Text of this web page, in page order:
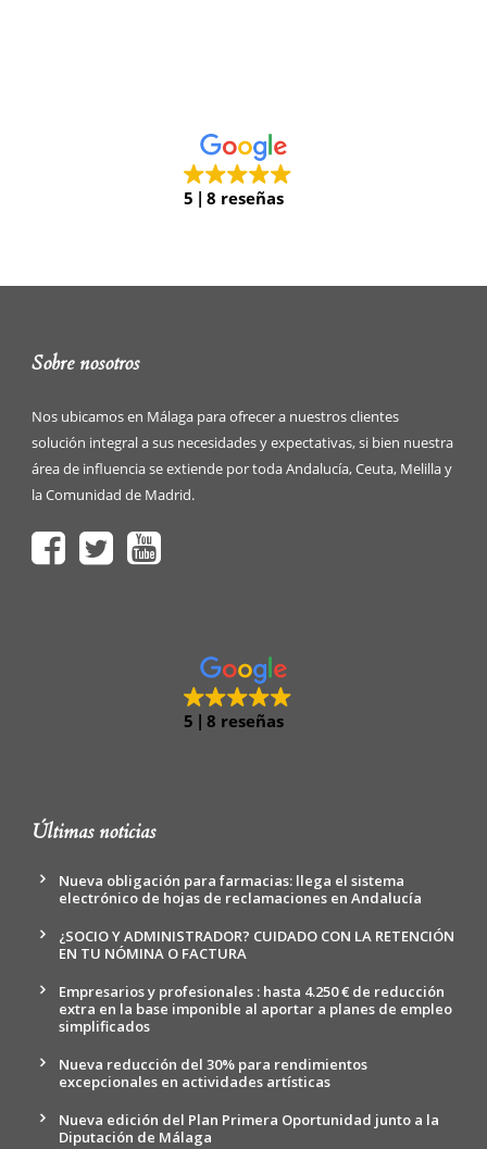
5 8 reseñas
Sobre nosotros
Nos ubicamos en Málaga para ofrecer a nuestros clientes
solución integral a sus necesidades y expectativas, si bien nuestra
área de influencia se extiende por toda Andalucía, Ceuta, Melilla y
la Comunidad de Madrid.
5 8 reseñas
Últimas noticias
Nueva obligación para farmacias: llega el sistema
electrónico de hojas de reclamaciones en Andalucía
¿SOCIO Y ADMINISTRADOR? CUIDADO CON LA RETENCIÓN
EN TU NÓMINA O FACTURA
Empresarios y profesionales : hasta 4.250 € de reducción
extra en la base imponible al aportar a planes de empleo
simplificados
Nueva reducción del 30% para rendimientos
excepcionales en actividades artísticas
Nueva edición del Plan Primera Oportunidad junto a la
Diputación de Málaga